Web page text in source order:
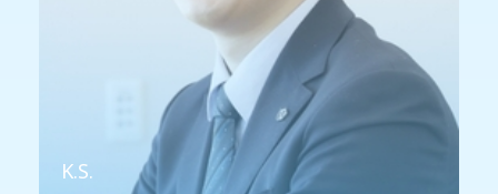
K.S.